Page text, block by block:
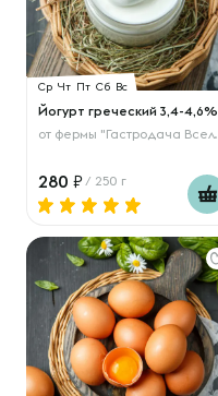
Ср Чт Пт Сб Вс
Йогурт греческий 3,4-4,6%
от фермы "Гастродача Вселуг"
280 / 250 г